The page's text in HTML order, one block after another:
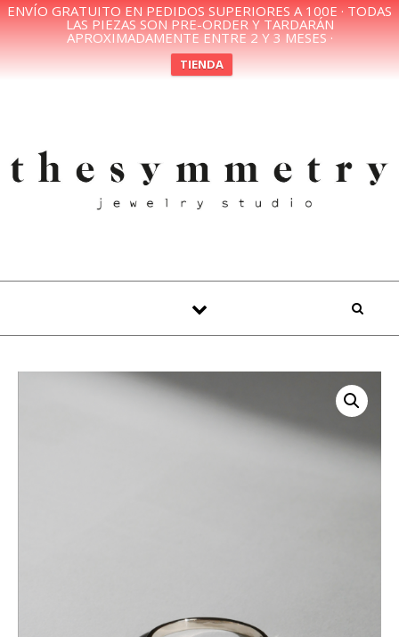
ENVÍO GRATUITO EN PEDIDOS SUPERIORES A 100E · TODAS
LAS PIEZAS SON PRE-ORDER Y TARDARÁN
APROXIMADAMENTE ENTRE 2 Y 3 MESES ·
TIENDA